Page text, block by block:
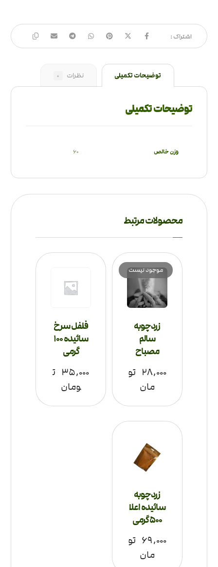
توضیحات تکمیلی نظرات 0
توضیحات تکمیلی
وزن خالص 60
محصولات مرتبط
زردچوبه
سالم
مصباح
۲۸,۰۰۰ تو
مان
موجود نیست
فلفل سرخ
سائیده 100
گرمی
۳۵,۰۰۰ ت
ومان
زردچوبه
سائیده اعلا
500 گرمی
۶۹,۰۰۰ تو
مان